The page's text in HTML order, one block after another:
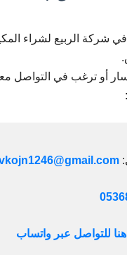
في شركة الربيع لشراء
.
أو ترغب في التواصل
للتواصل عبر واتساب